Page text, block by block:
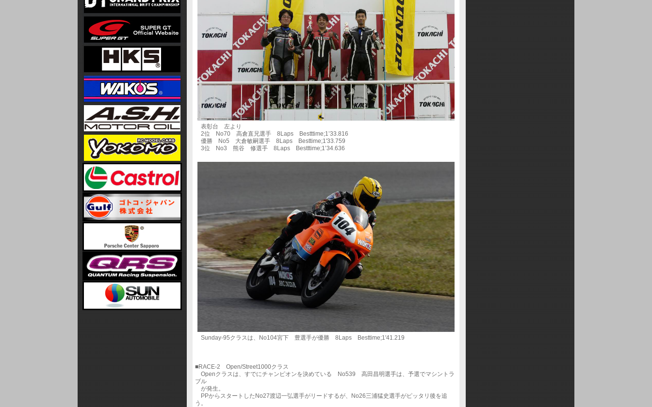
表彰台 左より
2位 No70 高倉直兄選手 8Laps Bestttime;1’33.816
優勝 No5 大倉敏嗣選手 8Laps Besttime;1'33.759
3位 No3 熊谷 修選手 8Laps Bestttime;1’34.636
Sunday-95クラスは、No104宮下 豊選手が優勝 8Laps Besttime;1'41.219
■RACE-2 Open/Street1000クラス
Openクラスは、すでにチャンピオンを決めている No539 高田昌明選手は、予選でマシントラ
ブル
が発生。
PPからスタートしたNo27渡辺一弘選手がリードするが、No26三浦猛史選手がピッタリ後を追
う。